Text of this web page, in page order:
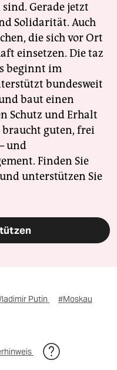
Gerade jetzt
Solidarität. Auch
die sich vor Ort
einsetzen. Die taz
beginnt im
bundesweit
baut einen
Schutz und Erhalt
braucht guten, frei
und
Finden Sie
unterstützen Sie
Putin
#Moskau